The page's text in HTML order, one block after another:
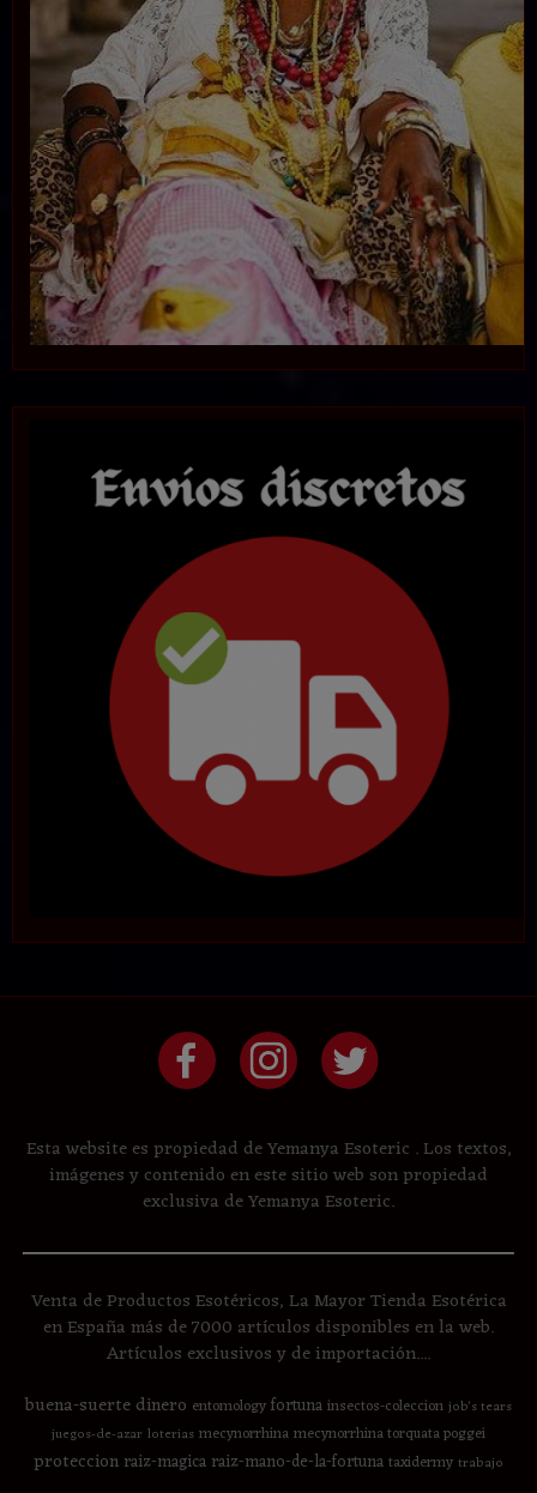
Esta website es propiedad de Yemanya Esoteric . Los textos,
imágenes y contenido en este sitio web son propiedad
exclusiva de Yemanya Esoteric.
Venta de Productos Esotéricos, La Mayor Tienda Esotérica
en España más de 7000 artículos disponibles en la web.
Artículos exclusivos y de importación....
buena-suertedinero entomologyfortunainsectos-coleccion job's tears
juegos-de-azar loterias mecynorrhinamecynorrhina torquata poggei
proteccion raiz-magica raiz-mano-de-la-fortunataxidermy trabajo